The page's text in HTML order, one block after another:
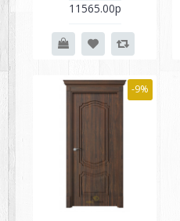
11565.00р
-9%